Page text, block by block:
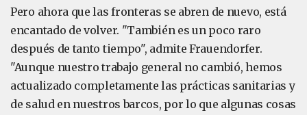
Pero ahora que las fronteras se abren de nuevo, está
encantado de volver. "También es un poco raro
después de tanto tiempo", admite Frauendorfer.
"Aunque nuestro trabajo general no cambió, hemos
actualizado completamente las prácticas sanitarias y
de salud en nuestros barcos, por lo que algunas cosas